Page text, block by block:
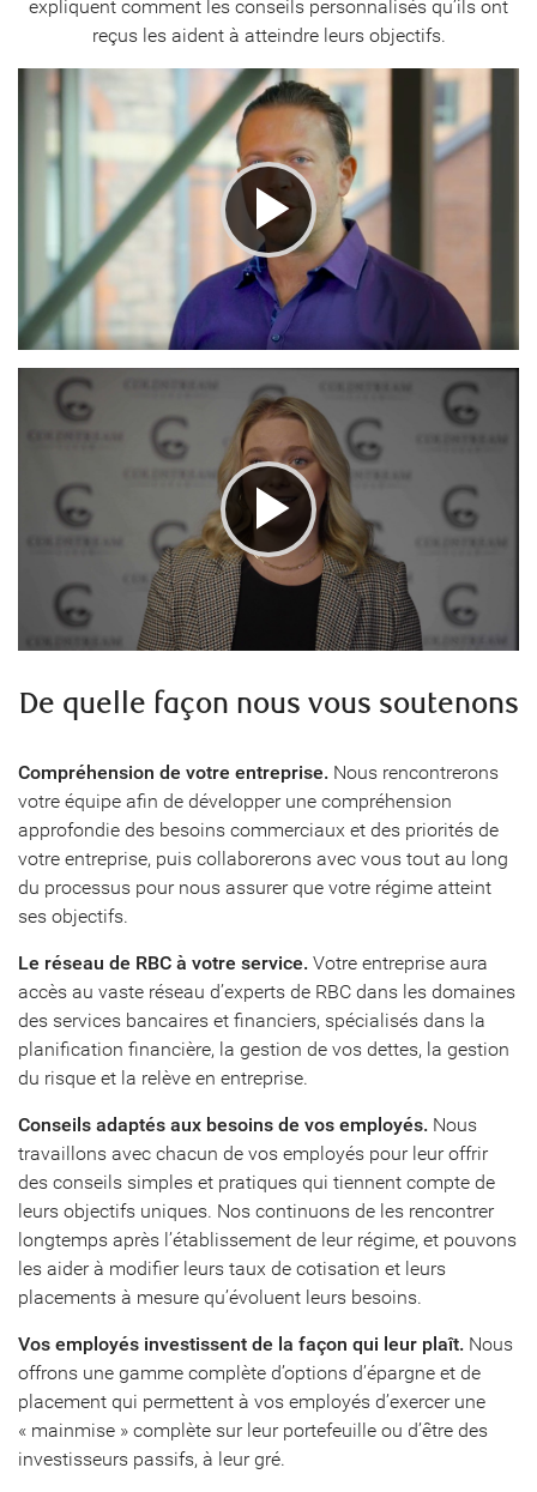
expliquent comment les conseils personnalisés qu’ils ont
reçus les aident à atteindre leurs objectifs.
Play
Video
Play
Video
De quelle façon nous vous soutenons
Compréhension de votre entreprise. Nous rencontrerons
votre équipe afin de développer une compréhension
approfondie des besoins commerciaux et des priorités de
votre entreprise, puis collaborerons avec vous tout au long
du processus pour nous assurer que votre régime atteint
ses objectifs.
Le réseau de RBC à votre service. Votre entreprise aura
accès au vaste réseau d’experts de RBC dans les domaines
des services bancaires et financiers, spécialisés dans la
planification financière, la gestion de vos dettes, la gestion
du risque et la relève en entreprise.
Conseils adaptés aux besoins de vos employés. Nous
travaillons avec chacun de vos employés pour leur offrir
des conseils simples et pratiques qui tiennent compte de
leurs objectifs uniques. Nos continuons de les rencontrer
longtemps après l’établissement de leur régime, et pouvons
les aider à modifier leurs taux de cotisation et leurs
placements à mesure qu’évoluent leurs besoins.
Vos employés investissent de la façon qui leur plaît. Nous
offrons une gamme complète d’options d’épargne et de
placement qui permettent à vos employés d’exercer une
« mainmise » complète sur leur portefeuille ou d’être des
investisseurs passifs, à leur gré.